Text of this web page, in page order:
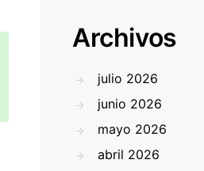
Archivos
julio 2026
junio 2026
mayo 2026
abril 2026